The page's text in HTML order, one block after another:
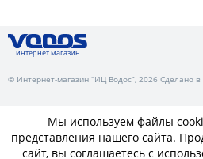
интернет магазин
© Интернет-магазин “ИЦ Водос”, 2026 Сделано в
Мы используем файлы
представления нашего сайта.
сайт, вы соглашаетесь с